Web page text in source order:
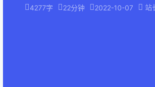
4277字 22分钟 2022-10-07 站